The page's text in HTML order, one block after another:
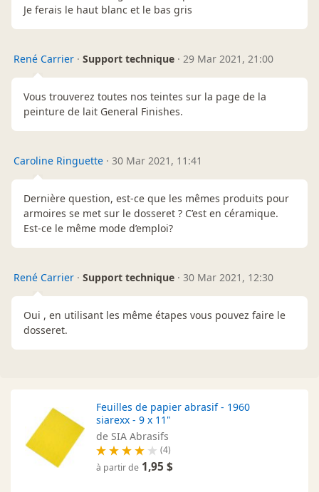
Je ferais le haut blanc et le bas gris
René Carrier · Support technique · 29 Mar 2021, 21:00
Vous trouverez toutes nos teintes sur la page de la
peinture de lait General Finishes.
Caroline Ringuette · 30 Mar 2021, 11:41
Dernière question, est-ce que les mêmes produits pour
armoires se met sur le dosseret ? C’est en céramique.
Est-ce le même mode d’emploi?
René Carrier · Support technique · 30 Mar 2021, 12:30
Oui , en utilisant les même étapes vous pouvez faire le
dosseret.
Feuilles de papier abrasif - 1960
siarexx - 9 x 11"
de SIA Abrasifs
(4)
à partir de 1,95 $